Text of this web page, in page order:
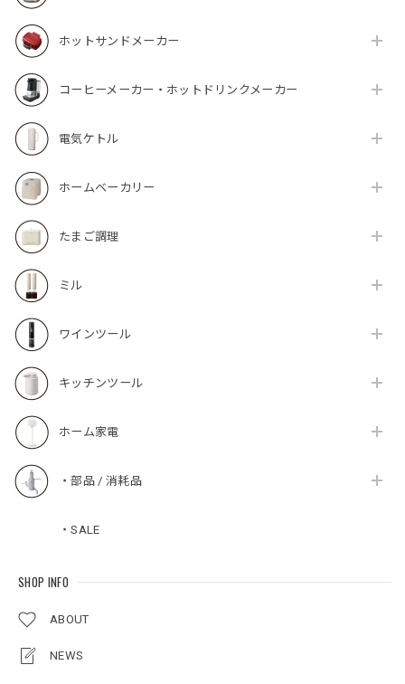
ホットサンドメーカー
コーヒーメーカー・ホットドリンクメーカー
電気ケトル
ホームベーカリー
たまご調理
ミル
ワインツール
キッチンツール
ホーム家電
・部品 / 消耗品
・SALE
SHOP INFO
ABOUT
NEWS